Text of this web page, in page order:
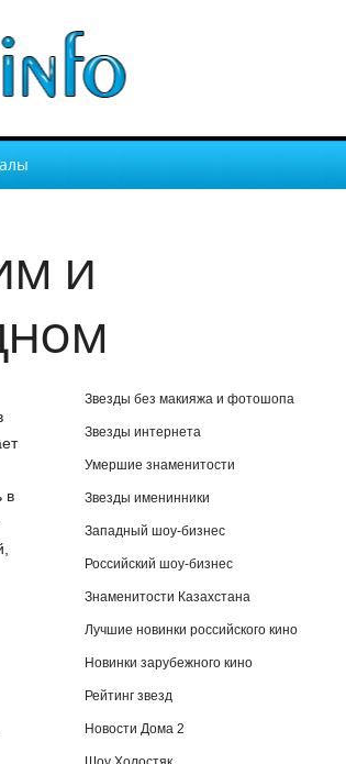
и
в
Звезды без макияжа и фотошопа
Звезды интернета
Умершие знаменитости
Звезды именинники
Западный шоу-бизнес
Российский шоу-бизнес
Знаменитости Казахстана
Лучшие новинки российского кино
Новинки зарубежного кино
Рейтинг звезд
Новости Дома 2